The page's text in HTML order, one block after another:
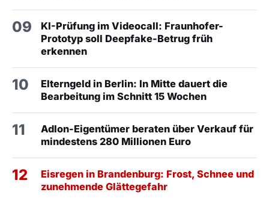
09
KI-Prüfung im Videocall: Fraunhofer-
Prototyp soll Deepfake-Betrug früh
erkennen
10
Elterngeld in Berlin: In Mitte dauert die
Bearbeitung im Schnitt 15 Wochen
11
Adlon-Eigentümer beraten über Verkauf für
mindestens 280 Millionen Euro
12
Eisregen in Brandenburg: Frost, Schnee und
zunehmende Glättegefahr